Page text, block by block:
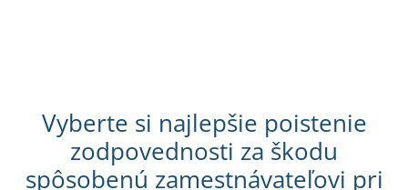
Vyberte si najlepšie poistenie
zodpovednosti za škodu
spôsobenú zamestnávateľovi pri